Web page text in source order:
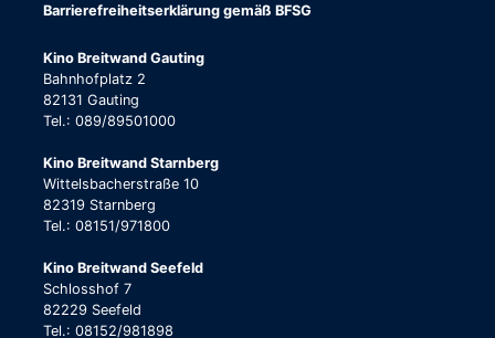
Barrierefreiheitserklärung gemäß BFSG
Kino Breitwand Gauting
Bahnhofplatz 2
82131 Gauting
Tel.: 089/89501000
Kino Breitwand Starnberg
Wittelsbacherstraße 10
82319 Starnberg
Tel.: 08151/971800
Kino Breitwand Seefeld
Schlosshof 7
82229 Seefeld
Tel.: 08152/981898